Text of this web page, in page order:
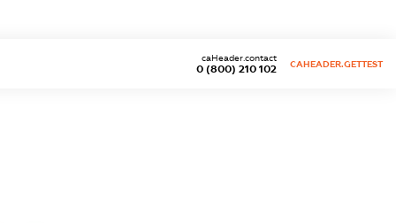
0 (800) 210 102
caHeader.contact
CAHEADER.GETTEST